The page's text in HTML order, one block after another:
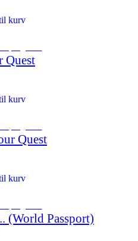
kurv
Quest
kurv
Quest
kurv
(World Passport)